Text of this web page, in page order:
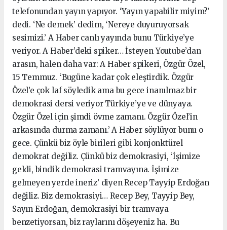
telefonundan yayın yapıyor. ‘Yayın yapabilir miyim?’
dedi. ‘Ne demek’ dedim, ‘Nereye duyuruyorsak
sesimizi.’ A Haber canlı yayında bunu Türkiye’ye
veriyor. A Haber’deki spiker… İsteyen Youtube’dan
arasın, halen daha var: A Haber spikeri, Özgür Özel,
15 Temmuz. ‘Bugüne kadar çok eleştirdik. Özgür
Özel’e çok laf söyledik ama bu gece inanılmaz bir
demokrasi dersi veriyor Türkiye’ye ve dünyaya.
Özgür Özel için şimdi övme zamanı. Özgür Özel’in
arkasında durma zamanı.’ A Haber söylüyor bunu o
gece. Çünkü biz öyle birileri gibi konjonktürel
demokrat değiliz. Çünkü biz demokrasiyi, ‘İşimize
geldi, bindik demokrasi tramvayına. İşimize
gelmeyen yerde ineriz’ diyen Recep Tayyip Erdoğan
değiliz. Biz demokrasiyi… Recep Bey, Tayyip Bey,
Sayın Erdoğan, demokrasiyi bir tramvaya
benzetiyorsan, biz raylarını döşeyeniz ha. Bu